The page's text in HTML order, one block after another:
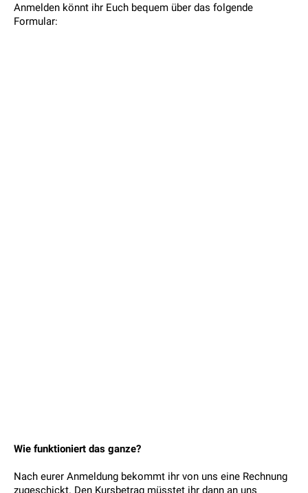
Anmelden könnt ihr Euch bequem über das folgende
Formular:
Wie funktioniert das ganze?
Nach eurer Anmeldung bekommt ihr von uns eine Rechnung
zugeschickt. Den Kursbetrag müsstet ihr dann an uns